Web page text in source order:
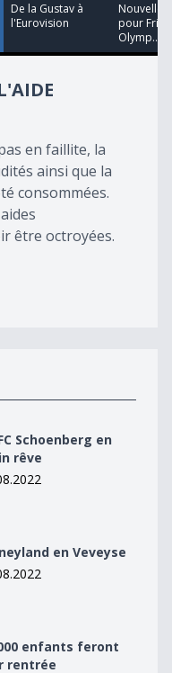
De la Gustav à
l'Eurovision
Nouvelle
pour
Olymp...
en faillite, la
ainsi que la
consommées.
être octroyées.
Schoenberg en
rêve
en Veveyse
rentrée
enfants feront
rentrée